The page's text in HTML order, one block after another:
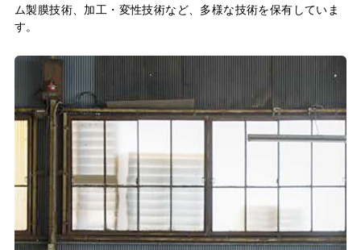
ム製膜技術、加工・変性技術など、多様な技術を保有していま
す。